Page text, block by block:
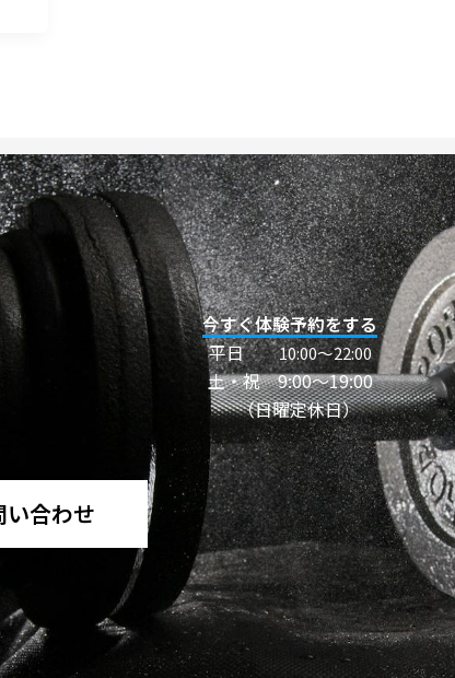
今すぐ体験予約をする
平日10:00〜22:00
土・祝 9:00～19:00
（日曜定休日）
い合わせ